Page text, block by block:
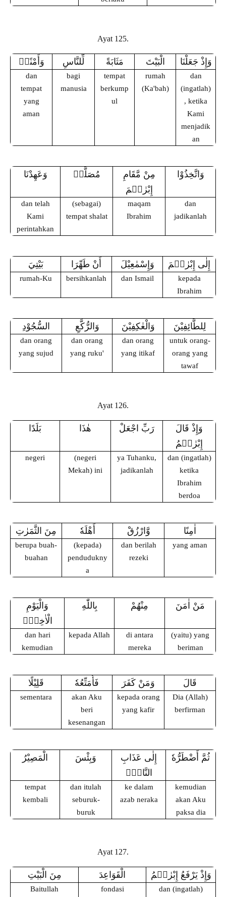
Ayat 125.
وَأَمْنًاۗ لِّلنَّاسِ مَثَابَةً الْبَيْتَ وَإِذْ جَعَلْنَا
dan
tempat
yang
aman
bagi
manusia
tempat
berkump
ul
rumah
(Ka'bah)
dan
(ingatlah)
, ketika
Kami
menjadik
an
وَعَهِدْنَا مُصَلًّىۗ
مِنْ مَّقَامِ
إِبْرٰهٖمَ
وَاتَّخِذُوْا
dan telah
Kami
perintahkan
(sebagai)
tempat shalat
maqam
Ibrahim
dan
jadikanlah
بَيْتِيَ أَنْ طَهِّرَا وَإِسْمٰعِيْلَ إِلٰى إِبْرٰهٖمَ
rumah-Ku bersihkanlah dan Ismail
kepada
Ibrahim
السُّجُوْدِ وَالرُّكَّعِ وَالْعٰكِفِيْنَ لِلطَّائِفِيْنَ
dan orang
yang sujud
dan orang
yang ruku'
dan orang
yang itikaf
untuk orang-
orang yang
tawaf
Ayat 126.
بَلَدًا هٰذَا رَبِّ اجْعَلْ
وَإِذْ قَالَ
إِبْرٰهٖمُ
negeri
(negeri
Mekah) ini
ya Tuhanku,
jadikanlah
dan (ingatlah)
ketika
Ibrahim
berdoa
مِنَ الثَّمَرٰتِ أَهْلَهٗ وَّارْزُقْ اٰمِنًا
berupa buah-
buahan
(kepada)
pendudukny
a
dan berilah
rezeki
yang aman
وَالْيَوْمِ
الْاٰخِرِۗ
بِاللّٰهِ مِنْهُمْ مَنْ اٰمَنَ
dan hari
kemudian
kepada Allah
di antara
mereka
(yaitu) yang
beriman
قَلِيْلًا فَأُمَتِّعُهٗ وَمَنْ كَفَرَ قَالَ
sementara
akan Aku
beri
kesenangan
kepada orang
yang kafir
Dia (Allah)
berfirman
الْمَصِيْرُ وَبِئْسَ
إِلٰى عَذَابِ
النَّارِۗ
ثُمَّ أَضْطَرُّهٗ
tempat
kembali
dan itulah
seburuk-
buruk
ke dalam
azab neraka
kemudian
akan Aku
paksa dia
Ayat 127.
مِنَ الْبَيْتِ الْقَوَاعِدَ وَإِذْ يَرْفَعُ إِبْرٰهٖمُ
Baitullah fondasi
dan (ingatlah)